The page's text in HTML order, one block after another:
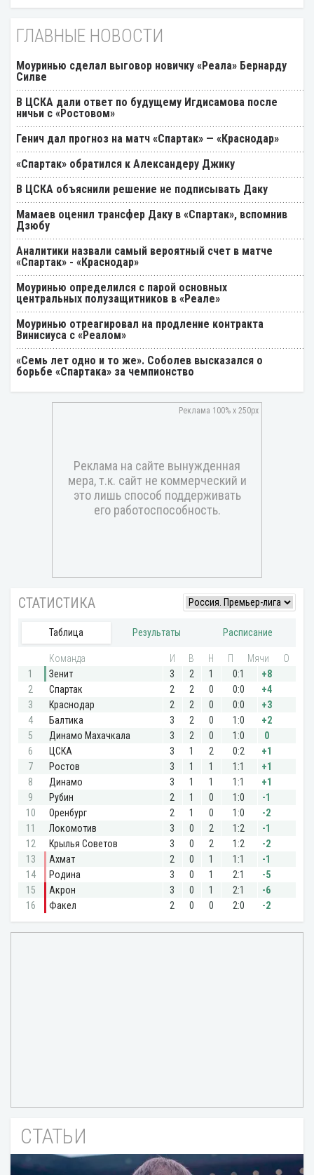
ГЛАВНЫЕ НОВОСТИ
Моуринью сделал выговор новичку «Реала» Бернарду
Силве
В ЦСКА дали ответ по будущему Игдисамова после
ничьи с «Ростовом»
Генич дал прогноз на матч «Спартак» — «Краснодар»
«Спартак» обратился к Александеру Джику
В ЦСКА объяснили решение не подписывать Даку
Мамаев оценил трансфер Даку в «Спартак», вспомнив
Дзюбу
Аналитики назвали самый вероятный счет в матче
«Спартак» - «Краснодар»
Моуринью определился с парой основных
центральных полузащитников в «Реале»
Моуринью отреагировал на продление контракта
Винисиуса с «Реалом»
«Семь лет одно и то же». Соболев высказался о
борьбе «Спартака» за чемпионство
СТАТЬИ